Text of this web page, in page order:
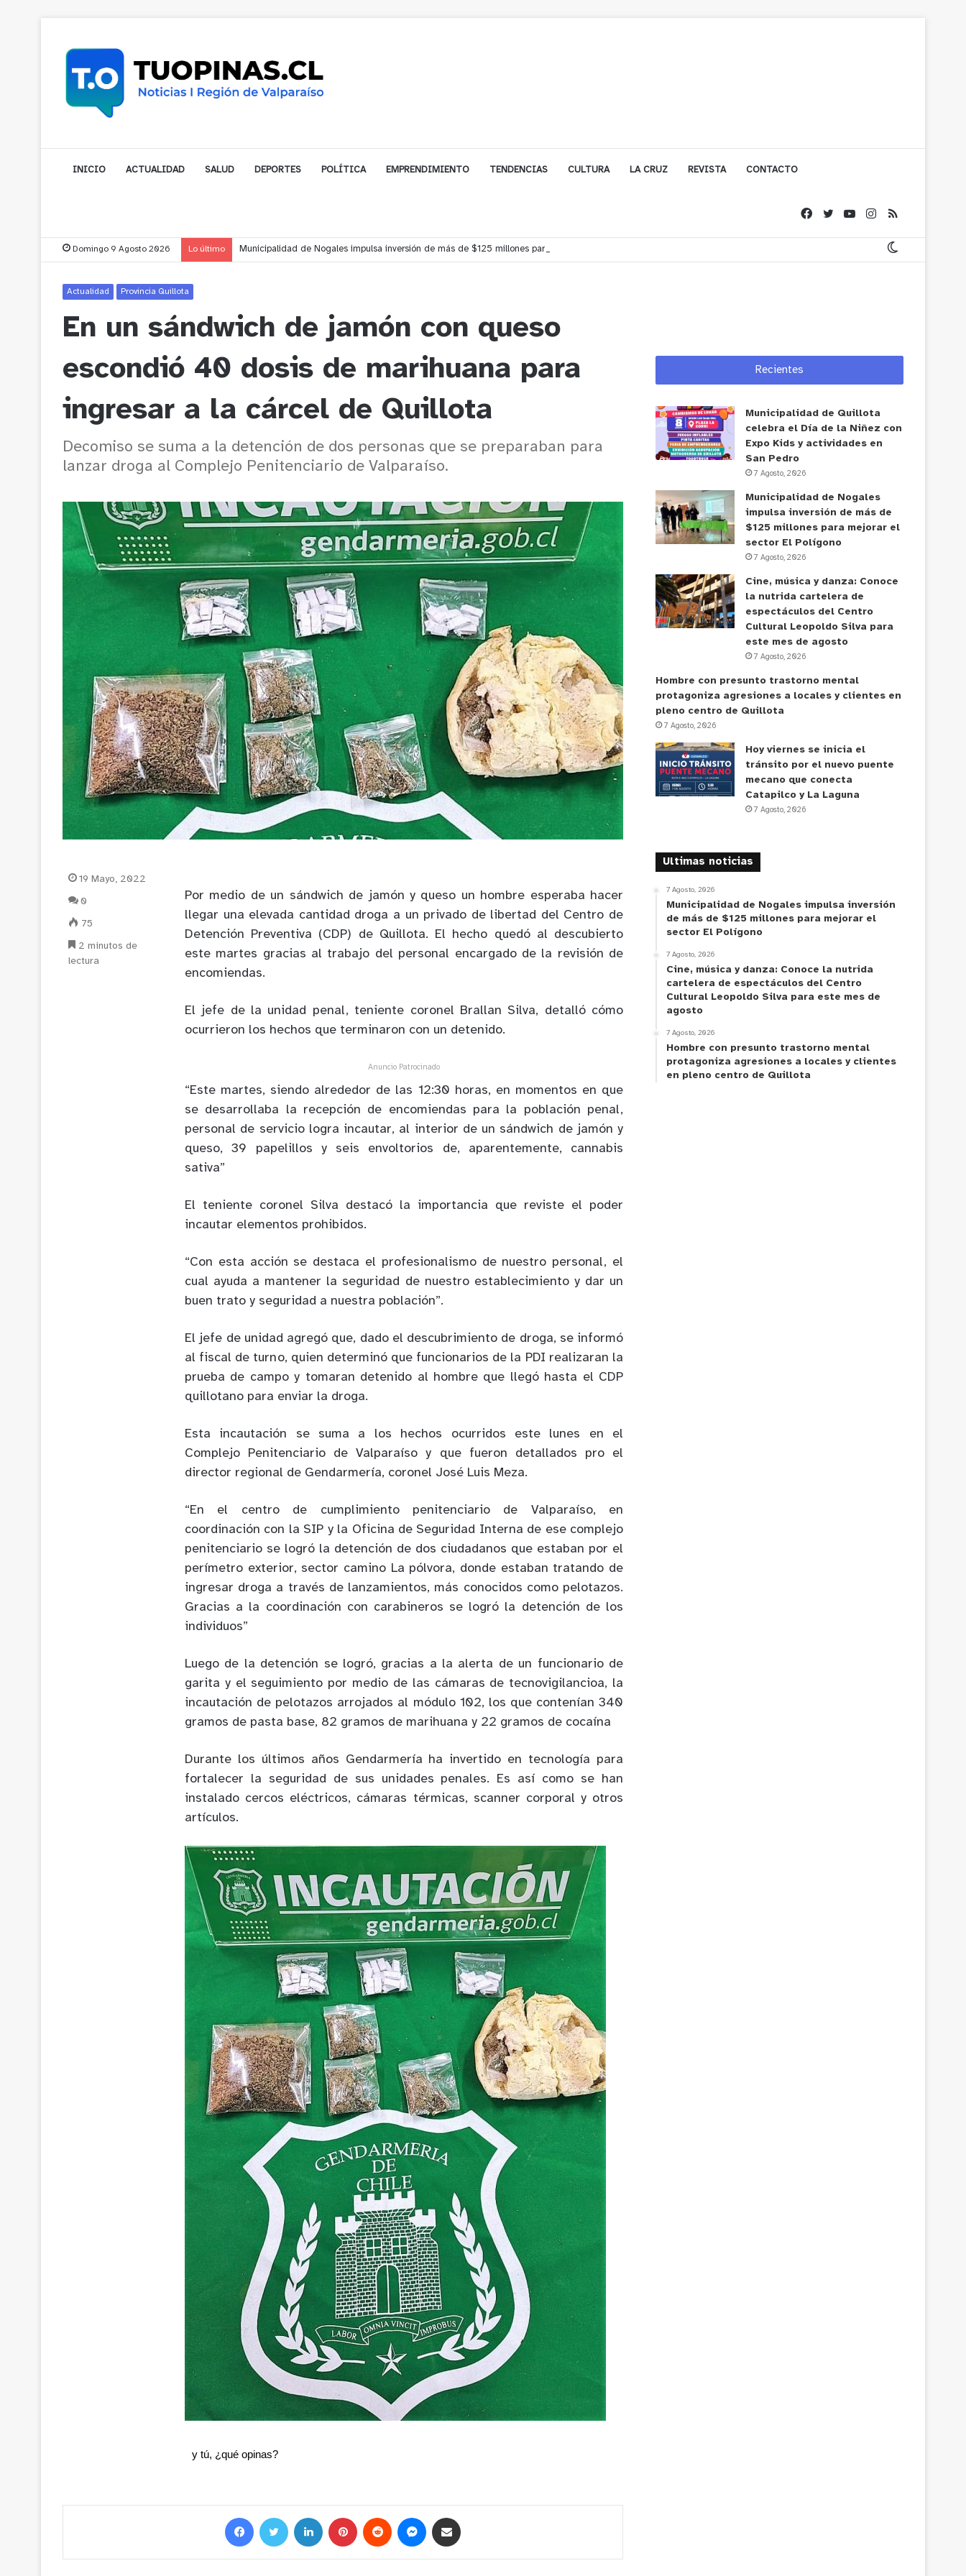
INICIO ACTUALIDAD SALUD DEPORTES POLÍTICA EMPRENDIMIENTO TENDENCIAS CULTURA LA CRUZ REVISTA CONTACTO
Domingo 9 Agosto 2026 Lo último Municipalidad de Nogales impulsa inversión de más de $125 millones para mejorar el sector El Polígono
Actualidad Provincia Quillota
En un sándwich de jamón con queso
escondió 40 dosis de marihuana para
ingresar a la cárcel de Quillota
Decomiso se suma a la detención de dos personas que se preparaban para
lanzar droga al Complejo Penitenciario de Valparaíso.
Por medio de un sándwich de jamón y queso un hombre esperaba hacer
llegar una elevada cantidad droga a un privado de libertad del Centro de
Detención Preventiva (CDP) de Quillota. El hecho quedó al descubierto
este martes gracias al trabajo del personal encargado de la revisión de
encomiendas.
El jefe de la unidad penal, teniente coronel Brallan Silva, detalló cómo
ocurrieron los hechos que terminaron con un detenido.
Anuncio Patrocinado
“Este martes, siendo alrededor de las 12:30 horas, en momentos en que
se desarrollaba la recepción de encomiendas para la población penal,
personal de servicio logra incautar, al interior de un sándwich de jamón y
queso, 39 papelillos y seis envoltorios de, aparentemente, cannabis
sativa”
El teniente coronel Silva destacó la importancia que reviste el poder
incautar elementos prohibidos.
“Con esta acción se destaca el profesionalismo de nuestro personal, el
cual ayuda a mantener la seguridad de nuestro establecimiento y dar un
buen trato y seguridad a nuestra población”.
El jefe de unidad agregó que, dado el descubrimiento de droga, se informó
al fiscal de turno, quien determinó que funcionarios de la PDI realizaran la
prueba de campo y tomaran detenido al hombre que llegó hasta el CDP
quillotano para enviar la droga.
Esta incautación se suma a los hechos ocurridos este lunes en el
Complejo Penitenciario de Valparaíso y que fueron detallados pro el
director regional de Gendarmería, coronel José Luis Meza.
“En el centro de cumplimiento penitenciario de Valparaíso, en
coordinación con la SIP y la Oficina de Seguridad Interna de ese complejo
penitenciario se logró la detención de dos ciudadanos que estaban por el
perímetro exterior, sector camino La pólvora, donde estaban tratando de
ingresar droga a través de lanzamientos, más conocidos como pelotazos.
Gracias a la coordinación con carabineros se logró la detención de los
individuos”
Luego de la detención se logró, gracias a la alerta de un funcionario de
garita y el seguimiento por medio de las cámaras de tecnovigilancioa, la
incautación de pelotazos arrojados al módulo 102, los que contenían 340
gramos de pasta base, 82 gramos de marihuana y 22 gramos de cocaína
Durante los últimos años Gendarmería ha invertido en tecnología para
fortalecer la seguridad de sus unidades penales. Es así como se han
instalado cercos eléctricos, cámaras térmicas, scanner corporal y otros
artículos.
y tú, ¿qué opinas?
19 Mayo, 2022
0
75
2 minutos de
lectura
Recientes
Municipalidad de Quillota
celebra el Día de la Niñez con
Expo Kids y actividades en
San Pedro
7 Agosto, 2026
Municipalidad de Nogales
impulsa inversión de más de
$125 millones para mejorar el
sector El Polígono
7 Agosto, 2026
Cine, música y danza: Conoce
la nutrida cartelera de
espectáculos del Centro
Cultural Leopoldo Silva para
este mes de agosto
7 Agosto, 2026
Hombre con presunto trastorno mental
protagoniza agresiones a locales y clientes en
pleno centro de Quillota
7 Agosto, 2026
Hoy viernes se inicia el
tránsito por el nuevo puente
mecano que conecta
Catapilco y La Laguna
7 Agosto, 2026
Ultimas noticias
7 Agosto, 2026
Municipalidad de Nogales impulsa inversión
de más de $125 millones para mejorar el
sector El Polígono
7 Agosto, 2026
Cine, música y danza: Conoce la nutrida
cartelera de espectáculos del Centro
Cultural Leopoldo Silva para este mes de
agosto
7 Agosto, 2026
Hombre con presunto trastorno mental
protagoniza agresiones a locales y clientes
en pleno centro de Quillota